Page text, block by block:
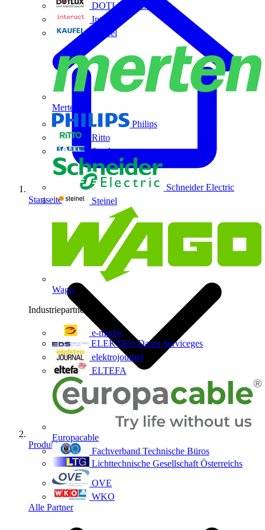
DOTLUX GmbH
Interact
Kaufel
Merten
Philips
Ritto
Sarel
Schneider Electric
Steinel
Wago
Industriepartner
e-marke
ELEKTRO Daten Serviceges
elektrojournal
ELTEFA
Europacable
Fachverband Technische Büros
Lichttechnische Gesellschaft Österreichs
OVE
WKO
Alle Partner
Startseite
Produkte